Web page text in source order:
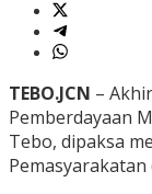
TEBO.JCN –
Pemberdayaan
Tebo, dipaksa
Pemasyarakatan